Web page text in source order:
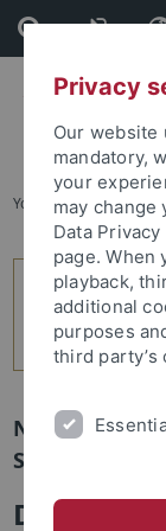
Skip
to
content
Skip
to
footer
You are here:
Newsletter
Schwerpunkt
Die
Privacy
Our website
mandatory,
your
may change
Data
page. When
playback,
additional
purposes
third party’s